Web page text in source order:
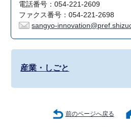
電話番号：054-221-2609
ファクス番号：054-221-2698
sangyo-
産業・しごと
前のページへ戻る